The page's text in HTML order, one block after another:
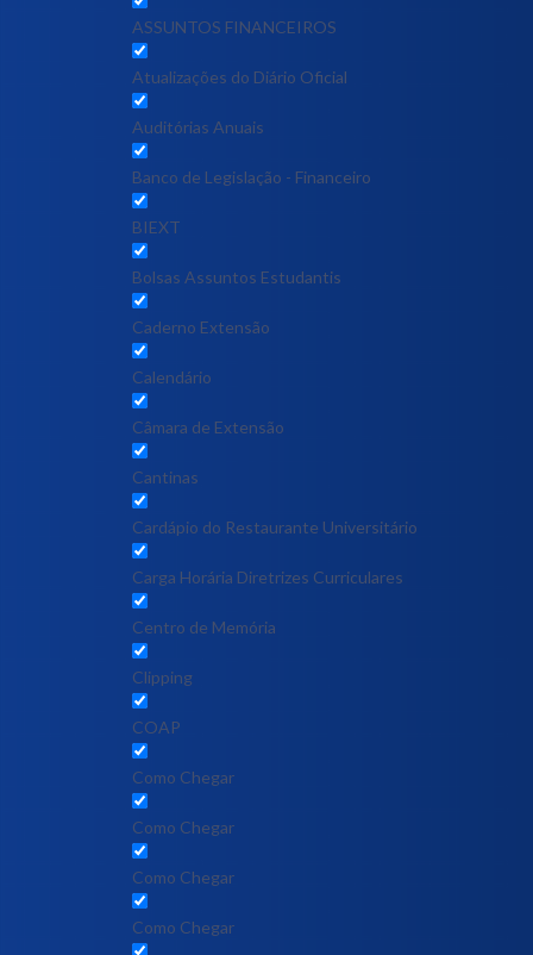
ASSUNTOS FINANCEIROS
Atualizações do Diário Oficial
Auditórias Anuais
Banco de Legislação - Financeiro
BIEXT
Bolsas Assuntos Estudantis
Caderno Extensão
Calendário
Câmara de Extensão
Cantinas
Cardápio do Restaurante Universitário
Carga Horária Diretrizes Curriculares
Centro de Memória
Clipping
COAP
Como Chegar
Como Chegar
Como Chegar
Como Chegar